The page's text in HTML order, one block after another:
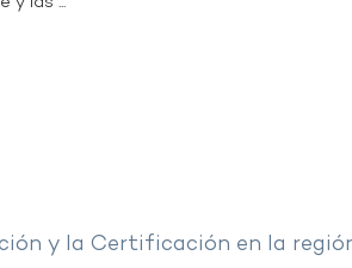
y la Certificación en la